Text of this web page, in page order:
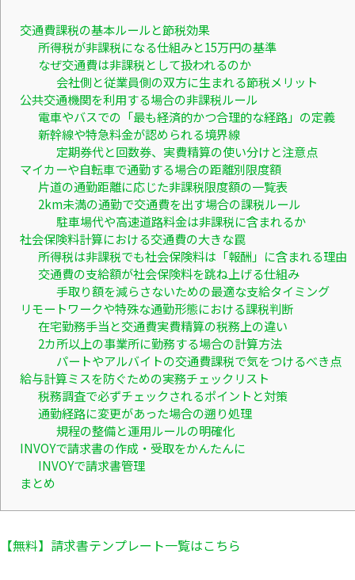
交通費課税の基本ルールと節税効果
所得税が非課税になる仕組みと15万円の基準
なぜ交通費は非課税として扱われるのか
会社側と従業員側の双方に生まれる節税メリット
公共交通機関を利用する場合の非課税ルール
電車やバスでの「最も経済的かつ合理的な経路」の定義
新幹線や特急料金が認められる境界線
定期券代と回数券、実費精算の使い分けと注意点
マイカーや自転車で通勤する場合の距離別限度額
片道の通勤距離に応じた非課税限度額の一覧表
2km未満の通勤で交通費を出す場合の課税ルール
駐車場代や高速道路料金は非課税に含まれるか
社会保険料計算における交通費の大きな罠
所得税は非課税でも社会保険料は「報酬」に含まれる理由
交通費の支給額が社会保険料を跳ね上げる仕組み
手取り額を減らさないための最適な支給タイミング
リモートワークや特殊な通勤形態における課税判断
在宅勤務手当と交通費実費精算の税務上の違い
2カ所以上の事業所に勤務する場合の計算方法
パートやアルバイトの交通費課税で気をつけるべき点
給与計算ミスを防ぐための実務チェックリスト
税務調査で必ずチェックされるポイントと対策
通勤経路に変更があった場合の遡り処理
規程の整備と運用ルールの明確化
INVOYで請求書の作成・受取をかんたんに
INVOYで請求書管理
まとめ
【無料】請求書テンプレート一覧はこちら